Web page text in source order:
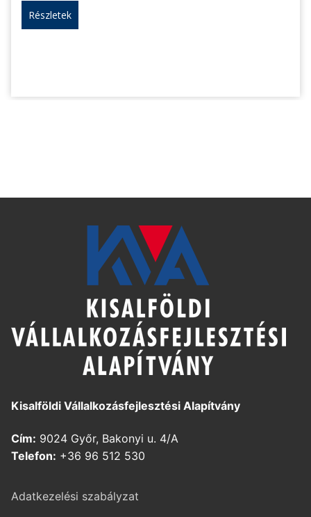
Részletek
Kisalföldi Vállalkozásfejlesztési Alapítvány
Cím: 9024 Győr, Bakonyi u. 4/A
Telefon: +36 96 512 530
Adatkezelési szabályzat